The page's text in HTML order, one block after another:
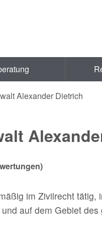
Alexander Dietrich
im Zivilrecht
auf dem Gebiet